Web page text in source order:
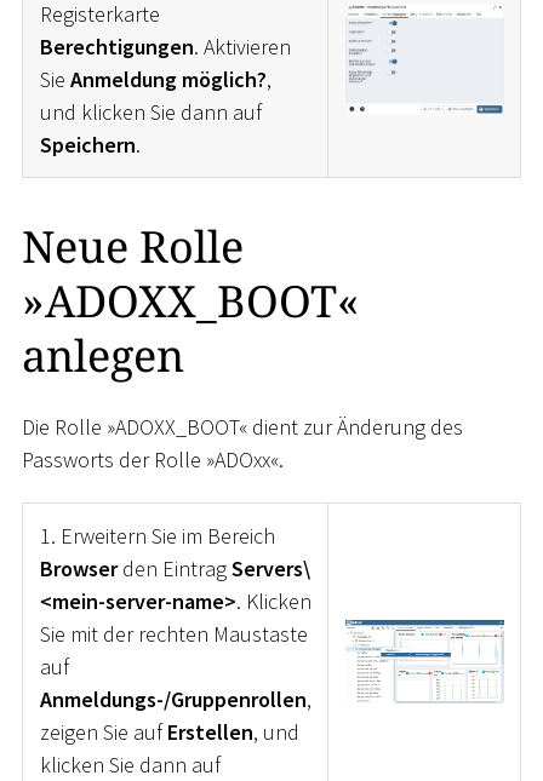
Registerkarte
Berechtigungen. Aktivieren
Sie Anmeldung möglich?,
und klicken Sie dann auf
Speichern.
Neue Rolle
»ADOXX_BOOT«
anlegen
Die Rolle »ADOXX_BOOT« dient zur Änderung des
Passworts der Rolle »ADOxx«.
1. Erweitern Sie im Bereich
Browserden EintragServers\
<mein-server-name>. Klicken
Sie mit der rechten Maustaste
auf
Anmeldungs-/Gruppenrollen,
zeigen Sie aufErstellen, und
klicken Sie dann auf